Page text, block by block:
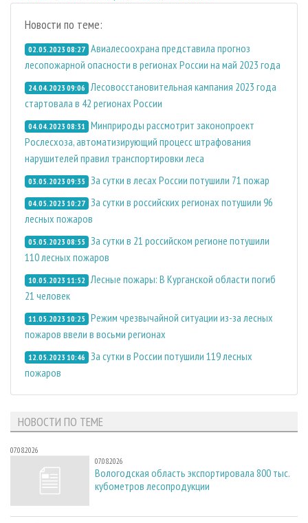
Новости по теме:
02.05.2023 08:27 Авиалесоохрана представила прогноз
лесопожарной опасности в регионах России на май 2023 года
24.04.2023 09:06 Лесовосстановительная кампания 2023 года
стартовала в 42 регионах России
04.04.2023 08:31 Минприроды рассмотрит законопроект
Рослесхоза, автоматизирующий процесс штрафования
нарушителей правил транспортировки леса
03.05.2023 09:35 За сутки в лесах России потушили 71 пожар
04.05.2023 10:27 За сутки в российских регионах потушили 96
лесных пожаров
05.05.2023 08:55 За сутки в 21 российском регионе потушили
110 лесных пожаров
10.05.2023 11:52 Лесные пожары: В Курганской области погиб
21 человек
11.05.2023 10:25 Режим чрезвычайной ситуации из-за лесных
пожаров ввели в восьми регионах
12.05.2023 10:46 За сутки в России потушили 119 лесных
пожаров
НОВОСТИ ПО ТЕМЕ
07.08.2026
07.08.2026
Вологодская область экспортировала 800 тыс.
кубометров лесопродукции